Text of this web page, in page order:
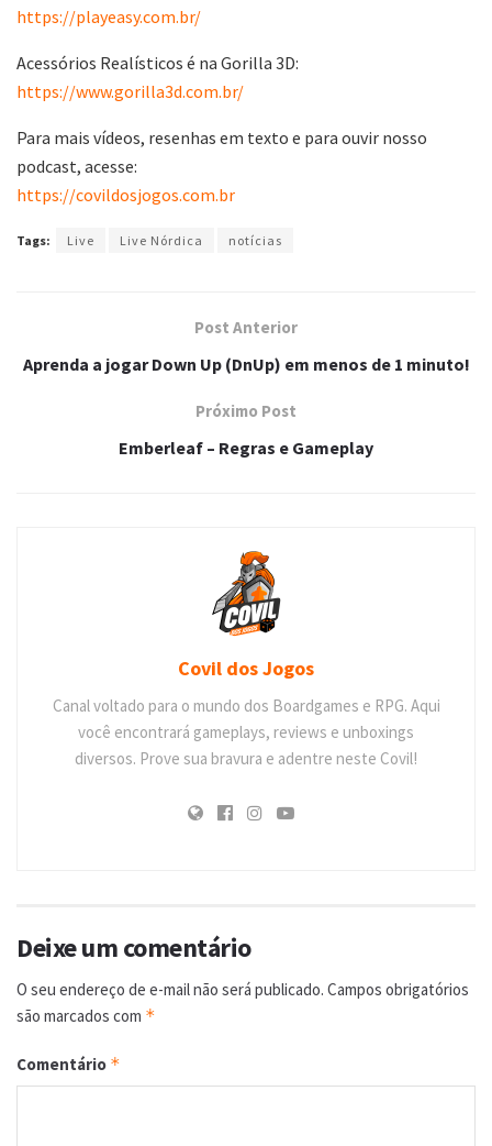
https://playeasy.com.br/
Acessórios Realísticos é na Gorilla 3D:
https://www.gorilla3d.com.br/
Para mais vídeos, resenhas em texto e para ouvir nosso
podcast, acesse:
https://covildosjogos.com.br
Tags: Live Live Nórdica notícias
Post Anterior
Aprenda a jogar Down Up (DnUp) em menos de 1 minuto!
Próximo Post
Emberleaf – Regras e Gameplay
Covil dos Jogos
Canal voltado para o mundo dos Boardgames e RPG. Aqui
você encontrará gameplays, reviews e unboxings
diversos. Prove sua bravura e adentre neste Covil!
Deixe um comentário
O seu endereço de e-mail não será publicado. Campos obrigatórios
são marcados com *
Comentário *